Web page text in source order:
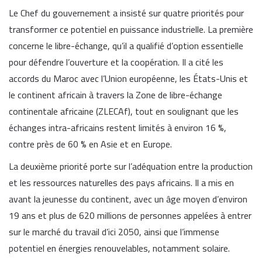
Le Chef du gouvernement a insisté sur quatre priorités pour
transformer ce potentiel en puissance industrielle. La première
concerne le libre-échange, qu’il a qualifié d’option essentielle
pour défendre l’ouverture et la coopération. Il a cité les
accords du Maroc avec l’Union européenne, les États-Unis et
le continent africain à travers la Zone de libre-échange
continentale africaine (ZLECAf), tout en soulignant que les
échanges intra-africains restent limités à environ 16 %,
contre près de 60 % en Asie et en Europe.
La deuxième priorité porte sur l’adéquation entre la production
et les ressources naturelles des pays africains. Il a mis en
avant la jeunesse du continent, avec un âge moyen d’environ
19 ans et plus de 620 millions de personnes appelées à entrer
sur le marché du travail d’ici 2050, ainsi que l’immense
potentiel en énergies renouvelables, notamment solaire.